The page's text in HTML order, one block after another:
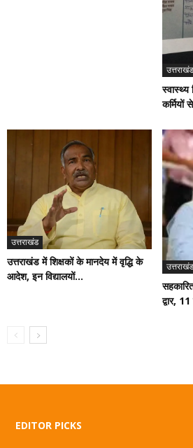
उत्तराखंड
स्वास्थ्य
कर्मियों
उत्तराखंड
उत्तराखंड में शिक्षकों के मानदेय में वृद्धि के
आदेश, इन विद्यालयों...
उत्तराखंड
द्वार,
EDITOR PICKS